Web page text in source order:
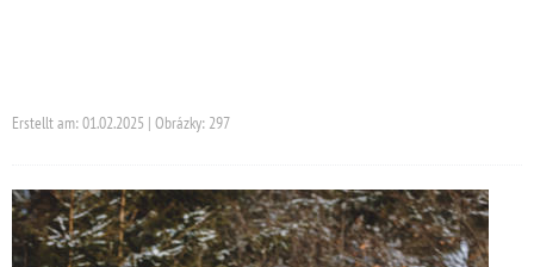
Erstellt am: 01.02.2025 | Obrázky: 297